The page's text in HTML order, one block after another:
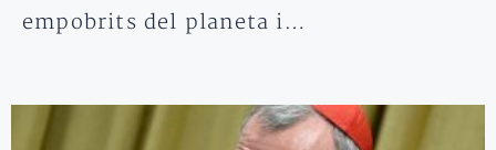
empobrits del planeta i…